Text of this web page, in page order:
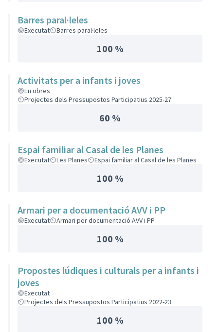
Barres paral·leles
Executat Barres paral·leles
100 %
Activitats per a infants i joves
En obres
Projectes dels Pressupostos Participatius 2025-27
60 %
Espai familiar al Casal de les Planes
Executat Les Planes Espai familiar al Casal de les Planes
100 %
Armari per a documentació AVV i PP
Executat Armari per documentació AVV i PP
100 %
Propostes lúdiques i culturals per a infants i
joves
Executat
Projectes dels Pressupostos Participatius 2022-23
100 %